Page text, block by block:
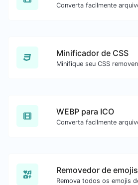
Minificador de CSS
WEBP para ICO
Removedor de emojis